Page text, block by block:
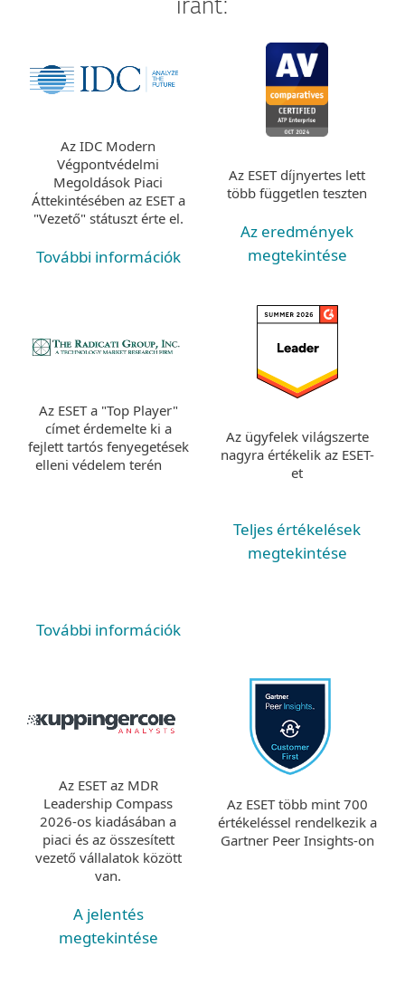
iránt:
Az IDC Modern
Végpontvédelmi
Megoldások Piaci
Áttekintésében az ESET a
"Vezető" státuszt érte el.
További információk
Az ESET díjnyertes lett
több független teszten
Az eredmények
megtekintése
Az ESET a "Top Player"
címet érdemelte ki a
fejlett tartós fenyegetések
elleni védelem terén
További információk
Az ügyfelek világszerte
nagyra értékelik az ESET-
et
Teljes értékelések
megtekintése
Az ESET az MDR
Leadership Compass
2026-os kiadásában a
piaci és az összesített
vezető vállalatok között
van.
A jelentés
megtekintése
Az ESET több mint 700
értékeléssel rendelkezik a
Gartner Peer Insights-on